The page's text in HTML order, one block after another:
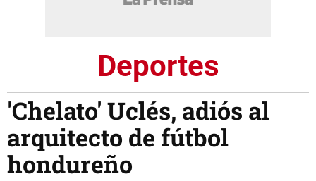
Deportes
'Chelato' Uclés, adiós al
arquitecto de fútbol
hondureño